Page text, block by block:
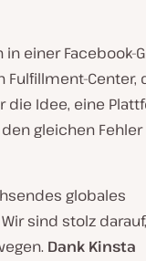
einer Facebook-
Fulfillment-Center,
die Idee, eine
gleichen Fehler
globales
sind stolz
Dank Kinsta